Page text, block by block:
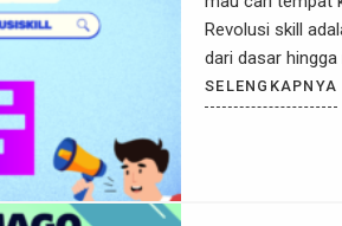
Revolusi skill
dari dasar
kami, dan
mudah dan
SELENGKAPNYA